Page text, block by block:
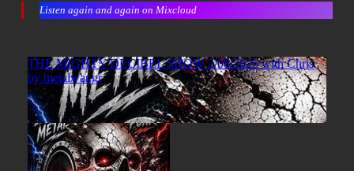
Listen again and again on Mixcloud